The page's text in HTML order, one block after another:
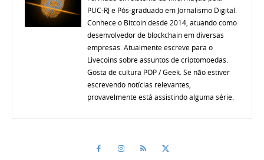
PUC-RJ e Pós-graduado em Jornalismo Digital.
Conhece o Bitcoin desde 2014, atuando como
desenvolvedor de blockchain em diversas
empresas. Atualmente escreve para o
Livecoins sobre assuntos de criptomoedas.
Gosta de cultura POP / Geek. Se não estiver
escrevendo notícias relevantes,
provavelmente está assistindo alguma série.